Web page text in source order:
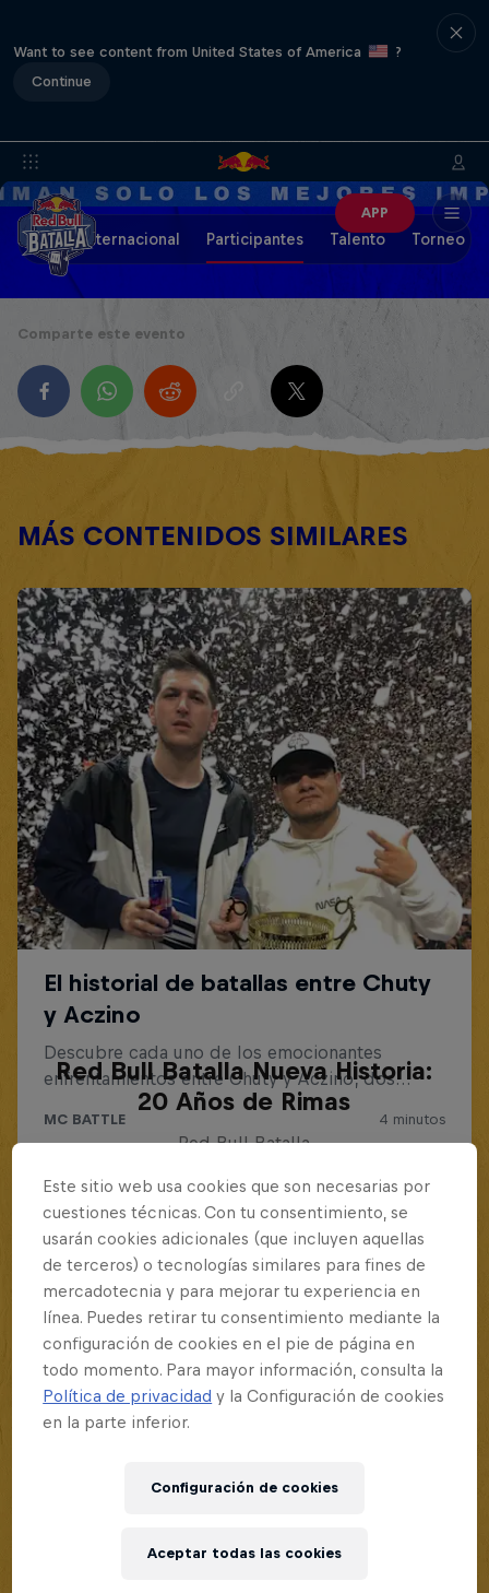
Want to see content from United States of America
?
Continue
APP
Final Internacional Participantes Talento Torneo
Comparte este evento
MÁS CONTENIDOS SIMILARES
Red Bull Batalla Nueva Historia:
20 Años de Rimas
Red Bull Batalla
MC BATTLE
Este sitio web usa cookies que son necesarias por
cuestiones técnicas. Con tu consentimiento, se
usarán cookies adicionales (que incluyen aquellas
de terceros) o tecnologías similares para fines de
mercadotecnia y para mejorar tu experiencia en
línea. Puedes retirar tu consentimiento mediante la
configuración de cookies en el pie de página en
todo momento. Para mayor información, consulta la
Política de privacidad y la Configuración de cookies
en la parte inferior.
Configuración de cookies
Aceptar todas las cookies